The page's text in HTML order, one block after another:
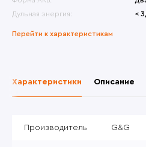
Дульная энергия:
<
Перейти к характеристикам
Характеристики Описание
Производитель G&G